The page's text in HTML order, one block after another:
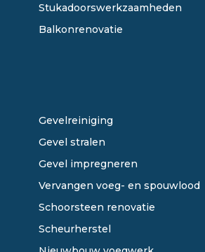
Stukadoorswerkzaamheden
Balkonrenovatie
Gevelreiniging
Gevel stralen
Gevel impregneren
Vervangen voeg- en spouwlood
Schoorsteen renovatie
Scheurherstel